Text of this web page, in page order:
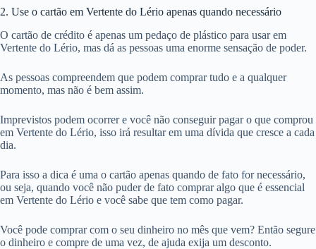
2. Use o cartão em Vertente do Lério apenas quando necessário
O cartão de crédito é apenas um pedaço de plástico para usar em
Vertente do Lério, mas dá as pessoas uma enorme sensação de poder.
As pessoas compreendem que podem comprar tudo e a qualquer
momento, mas não é bem assim.
Imprevistos podem ocorrer e você não conseguir pagar o que comprou
em Vertente do Lério, isso irá resultar em uma dívida que cresce a cada
dia.
Para isso a dica é uma o cartão apenas quando de fato for necessário,
ou seja, quando você não puder de fato comprar algo que é essencial
em Vertente do Lério e você sabe que tem como pagar.
Você pode comprar com o seu dinheiro no mês que vem? Então segure
o dinheiro e compre de uma vez, de ajuda exija um desconto.